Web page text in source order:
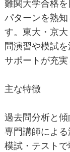
難関大学合格
パターンを熟
す。東大・京
問演習や模試
サポートが充実
主な特徴
過去問分析と
専門講師によ
模試・テスト